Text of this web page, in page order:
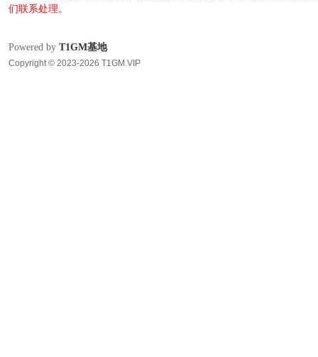
们联系处理。
Powered by T1GM基地
Copyright © 2023-2026 T1GM.VIP